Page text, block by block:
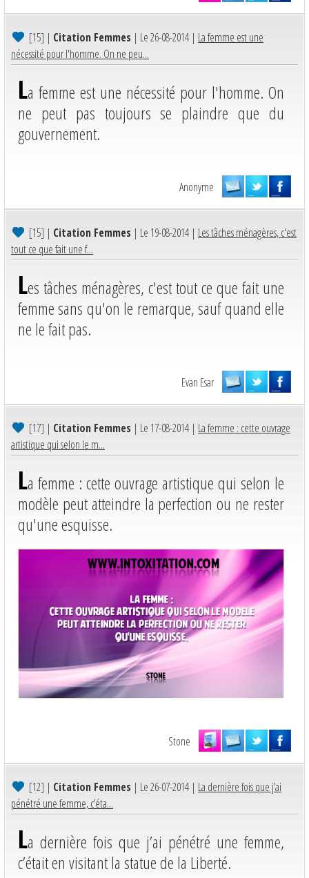
[15] | Citation Femmes | Le 26-08-2014 | La femme est une
nécessité pour l'homme. On ne peu...
La femme est une nécessité pour l'homme. On
ne peut pas toujours se plaindre que du
gouvernement.
Anonyme
[15] | Citation Femmes | Le 19-08-2014 | Les tâches ménagères, c'est
tout ce que fait une f...
Les tâches ménagères, c'est tout ce que fait une
femme sans qu'on le remarque, sauf quand elle
ne le fait pas.
Evan Esar
[17] | Citation Femmes | Le 17-08-2014 | La femme : cette ouvrage
artistique qui selon le m...
La femme : cette ouvrage artistique qui selon le
modèle peut atteindre la perfection ou ne rester
qu'une esquisse.
Stone
[12] | Citation Femmes | Le 26-07-2014 | La dernière fois que j’ai
pénétré une femme, c’éta...
La dernière fois que j’ai pénétré une femme,
c’était en visitant la statue de la Liberté.